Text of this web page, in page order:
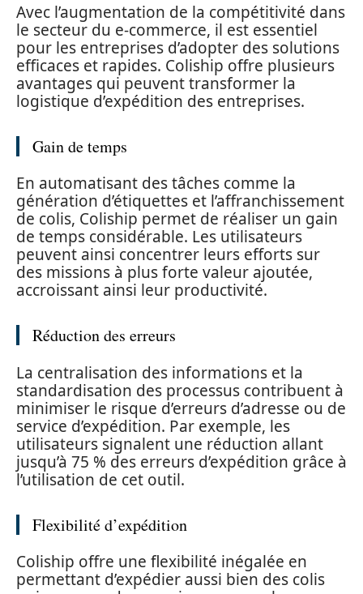
Avec l’augmentation de la compétitivité dans
le secteur du e-commerce, il est essentiel
pour les entreprises d’adopter des solutions
efficaces et rapides. Coliship offre plusieurs
avantages qui peuvent transformer la
logistique d’expédition des entreprises.
Gain de temps
En automatisant des tâches comme la
génération d’étiquettes et l’affranchissement
de colis, Coliship permet de réaliser un gain
de temps considérable. Les utilisateurs
peuvent ainsi concentrer leurs efforts sur
des missions à plus forte valeur ajoutée,
accroissant ainsi leur productivité.
Réduction des erreurs
La centralisation des informations et la
standardisation des processus contribuent à
minimiser le risque d’erreurs d’adresse ou de
service d’expédition. Par exemple, les
utilisateurs signalent une réduction allant
jusqu’à 75 % des erreurs d’expédition grâce à
l’utilisation de cet outil.
Flexibilité d’expédition
Coliship offre une flexibilité inégalée en
permettant d’expédier aussi bien des colis